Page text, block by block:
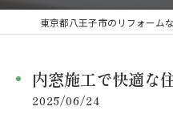
内窓施工で快適な
2025/06/24